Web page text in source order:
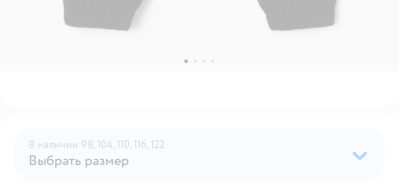
В наличии 98, 104, 110, 116, 122
Выбрать размер